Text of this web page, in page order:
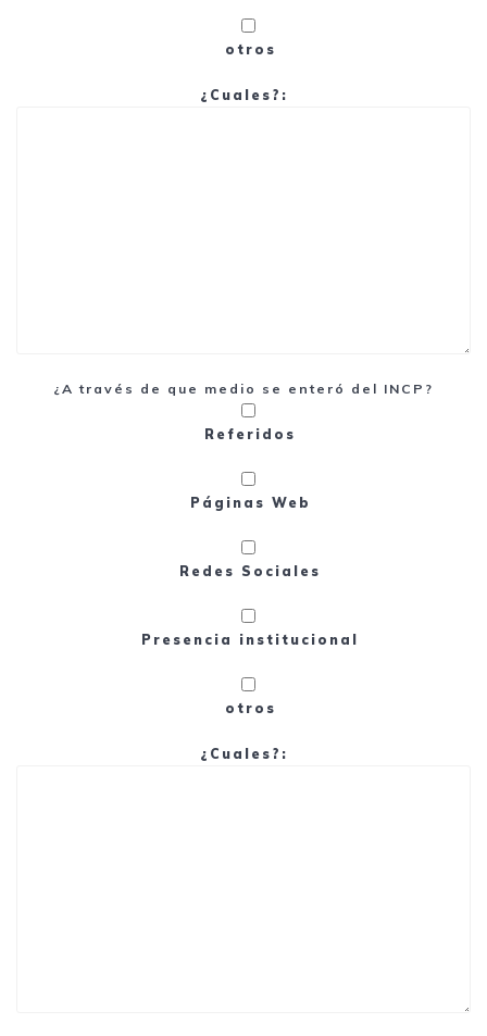
otros
¿Cuales?:
¿A través de que medio se enteró del INCP?
Referidos
Páginas Web
Redes Sociales
Presencia institucional
otros
¿Cuales?: